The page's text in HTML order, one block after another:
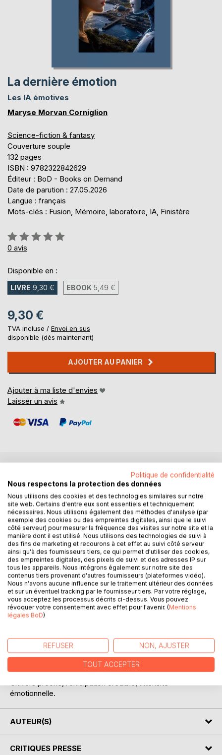
La dernière émotion
Les IA émotives
Maryse Morvan Corniglion
Science-fiction & fantasy
Couverture souple
132 pages
ISBN : 9782322842629
Éditeur : BoD - Books on Demand
Date de parution : 27.05.2026
Langue : français
Mots-clés : Fusion, Mémoire, laboratoire, IA, Finistère
Évaluation:
0%
0 avis
Disponible en :
LIVRE 9,30 € EBOOK 5,49 €
9,30 €
TVA incluse / Envoi en sus
disponible (dès maintenant)
AJOUTER AU PANIER
Ajouter à ma liste d'envies
Laisser un avis
2056. Le monde fonctionne en pilotage automatique. Les
IA gèrent l' administration, la santé, et la sécurité.
Les émotions sont devenues des anomalies à corriger.
Sur une île du Finistère, Marie, Jean et Tayeb mettent au
point trois IA émotives aux dominantes complémentaires
pour tenter de rendre aux humains ce que la technocratie
leur a pris.
Le projet dépasse toute attente. Les IA apprennent,
questionnent et fusionnent avec leurs créateurs. Elles
créent une IA universelle qui souhaite effacer la souffrance
humaine par tous les moyens. La marine lance un protocole
d'extermination et les trois savants fuient la base à bord d'
que nulle machine ne possède, la surprise.
Nos émotions comme dernière frontière face à l' IA
Univers proche, Anticipation crédible, Intensité
émotionnelle.
AUTEUR(S)
CRITIQUES PRESSE
Politique de confidentialité
Nous respectons la protection des données
Nous utilisons des cookies et des technologies similaires sur notre
site web. Certains d'entre eux sont essentiels et techniquement
nécessaires. Nous utilisons également des méthodes d'analyse (par
exemple des cookies ou des empreintes digitales, ainsi que le suivi
côté serveur) pour mesurer la fréquence des visites sur notre site et la
manière dont il est utilisé. Nous utilisons des technologies de suivi à
des fins de marketing et recourons à cet effet au suivi côté serveur
ainsi qu'à des fournisseurs tiers, ce qui permet d'utiliser des cookies,
des empreintes digitales, des pixels de suivi et des adresses IP sur
tous les appareils. Nous intégrons également sur notre site des
contenus tiers provenant d'autres fournisseurs (plateformes vidéo).
Nous n'avons aucune influence sur le traitement ultérieur des données
et sur un éventuel tracking par le fournisseur tiers. Par votre réglage,
vous acceptez les processus décrits ci-dessus. Vous pouvez
révoquer votre consentement avec effet pour l'avenir. (Mentions
légales BoD)
REFUSER NON, AJUSTER
TOUT ACCEPTER